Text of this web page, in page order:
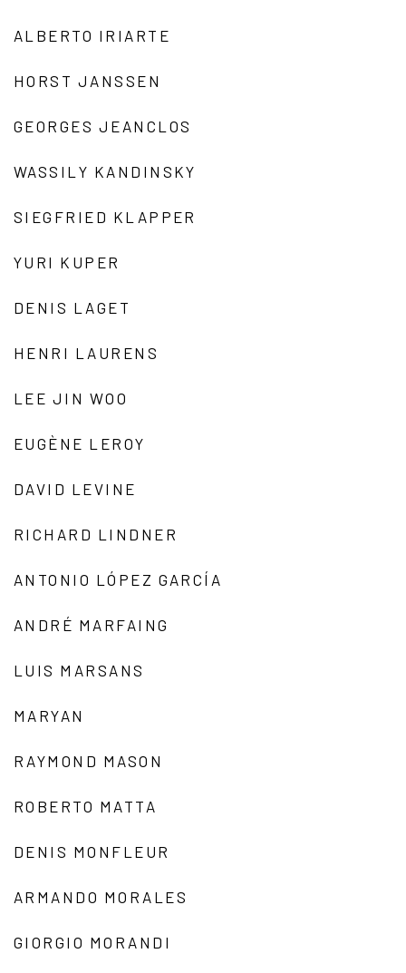
ALBERTO IRIARTE
HORST JANSSEN
GEORGES JEANCLOS
WASSILY KANDINSKY
SIEGFRIED KLAPPER
YURI KUPER
DENIS LAGET
HENRI LAURENS
LEE JIN WOO
EUGÈNE LEROY
DAVID LEVINE
RICHARD LINDNER
ANTONIO LÓPEZ GARCÍA
ANDRÉ MARFAING
LUIS MARSANS
MARYAN
RAYMOND MASON
ROBERTO MATTA
DENIS MONFLEUR
ARMANDO MORALES
GIORGIO MORANDI